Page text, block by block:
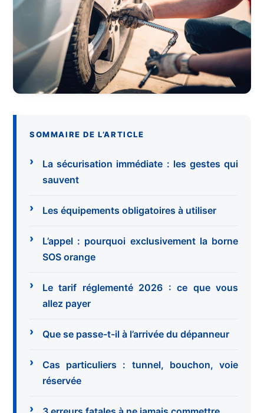
SOMMAIRE DE L’ARTICLE
La sécurisation immédiate : les gestes qui
sauvent
Les équipements obligatoires à utiliser
L’appel : pourquoi exclusivement la borne
SOS orange
Le tarif réglementé 2026 : ce que vous
allez payer
Que se passe-t-il à l’arrivée du dépanneur
Cas particuliers : tunnel, bouchon, voie
réservée